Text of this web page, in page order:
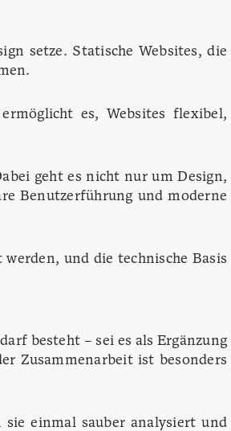
setze. Statische Websites, die
es, Websites flexibel,
geht es nicht nur um Design,
Benutzerführung und moderne
und die technische Basis
besteht – sei es als Ergänzung
Zusammenarbeit ist besonders
einmal sauber analysiert und